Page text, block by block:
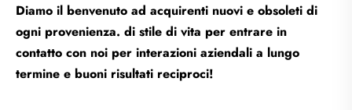
Diamo il benvenuto ad acquirenti nuovi e obsoleti di
ogni provenienza. di stile di vita per entrare in
contatto con noi per interazioni aziendali a lungo
termine e buoni risultati reciproci!